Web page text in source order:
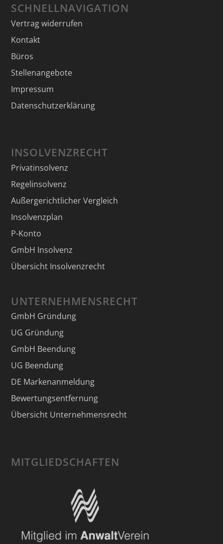
SCHNELLNAVIGATION
Vertrag widerrufen
Kontakt
Büros
Stellenangebote
Impressum
Datenschutzerklärung
INSOLVENZRECHT
Privatinsolvenz
Regelinsolvenz
Außergerichtlicher Vergleich
Insolvenzplan
P-Konto
GmbH Insolvenz
Übersicht Insolvenzrecht
UNTERNEHMENSRECHT
GmbH Gründung
UG Gründung
GmbH Beendung
UG Beendung
DE Markenanmeldung
Bewertungsentfernung
Übersicht Unternehmensrecht
MITGLIEDSCHAFTEN